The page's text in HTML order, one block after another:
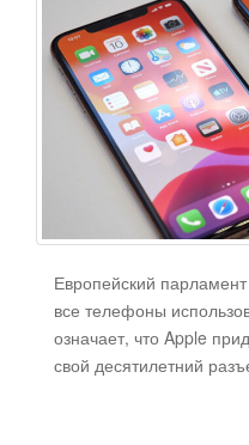
Европейский
все телефоны
означает, что Apple
свой десятилетний